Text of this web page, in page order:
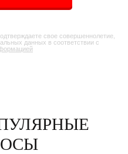
свое совершеннолетие,
данных в соответствии с